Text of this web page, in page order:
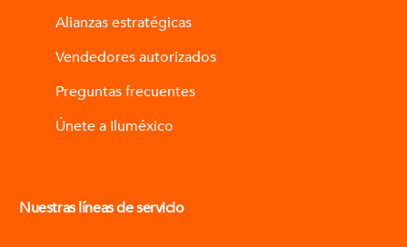
Alianzas estratégicas
Vendedores autorizados
Preguntas frecuentes
Únete a Iluméxico
Nuestras líneas de servicio